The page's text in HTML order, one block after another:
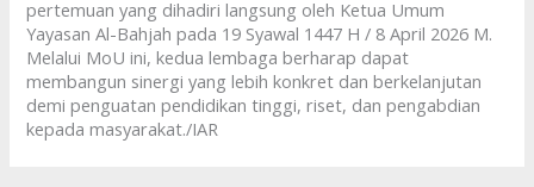
pertemuan yang dihadiri langsung oleh Ketua Umum
Yayasan Al-Bahjah pada 19 Syawal 1447 H / 8 April 2026 M.
Melalui MoU ini, kedua lembaga berharap dapat
membangun sinergi yang lebih konkret dan berkelanjutan
demi penguatan pendidikan tinggi, riset, dan pengabdian
kepada masyarakat./IAR